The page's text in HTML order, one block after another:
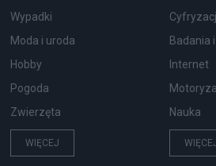
Wypadki
Moda i uroda
Hobby
Pogoda
Zwierzęta
WIĘCEJ
Badania
Internet
Nauka